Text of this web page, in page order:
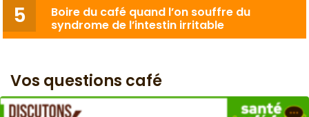
Boire du café quand l’on souffre du
syndrome de l’intestin irritable
Vos questions café